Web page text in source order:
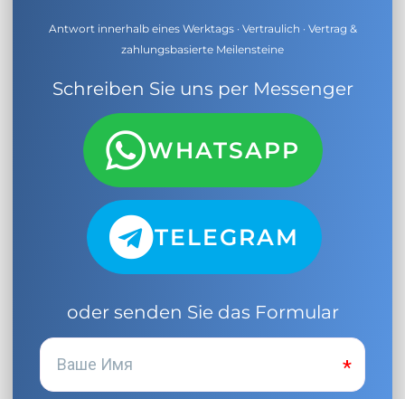
Antwort innerhalb eines Werktags · Vertraulich · Vertrag &
zahlungsbasierte Meilensteine
Schreiben Sie uns per Messenger
WHATSAPP
TELEGRAM
oder senden Sie das Formular